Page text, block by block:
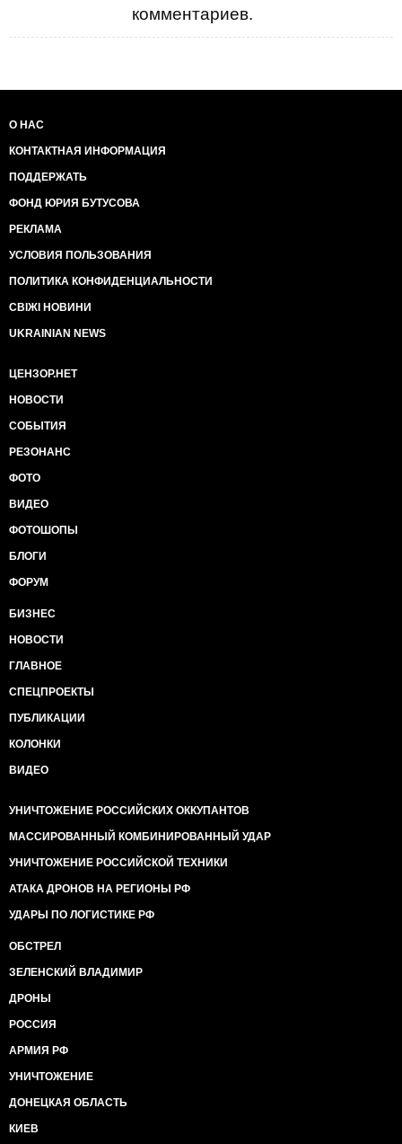
комментариев.
О НАС
КОНТАКТНАЯ ИНФОРМАЦИЯ
ПОДДЕРЖАТЬ
ФОНД ЮРИЯ БУТУСОВА
РЕКЛАМА
УСЛОВИЯ ПОЛЬЗОВАНИЯ
ПОЛИТИКА КОНФИДЕНЦИАЛЬНОСТИ
СВІЖІ НОВИНИ
UKRAINIAN NEWS
ЦЕНЗОР.НЕТ
НОВОСТИ
СОБЫТИЯ
РЕЗОНАНС
ФОТО
ВИДЕО
ФОТОШОПЫ
БЛОГИ
ФОРУМ
БИЗНЕС
НОВОСТИ
ГЛАВНОЕ
СПЕЦПРОЕКТЫ
ПУБЛИКАЦИИ
КОЛОНКИ
ВИДЕО
УНИЧТОЖЕНИЕ РОССИЙСКИХ ОККУПАНТОВ
МАССИРОВАННЫЙ КОМБИНИРОВАННЫЙ УДАР
УНИЧТОЖЕНИЕ РОССИЙСКОЙ ТЕХНИКИ
АТАКА ДРОНОВ НА РЕГИОНЫ РФ
УДАРЫ ПО ЛОГИСТИКЕ РФ
ОБСТРЕЛ
ЗЕЛЕНСКИЙ ВЛАДИМИР
ДРОНЫ
РОССИЯ
АРМИЯ РФ
УНИЧТОЖЕНИЕ
ДОНЕЦКАЯ ОБЛАСТЬ
КИЕВ